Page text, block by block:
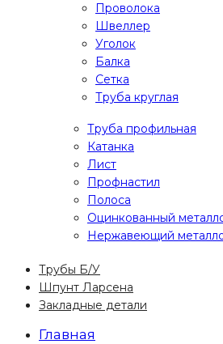
Проволока
Швеллер
Уголок
Балка
Сетка
Труба круглая
Труба профильная
Катанка
Лист
Профнастил
Полоса
Оцинкованный
Нержавеющий
Трубы Б/У
Шпунт Ларсена
Закладные детали
Главная